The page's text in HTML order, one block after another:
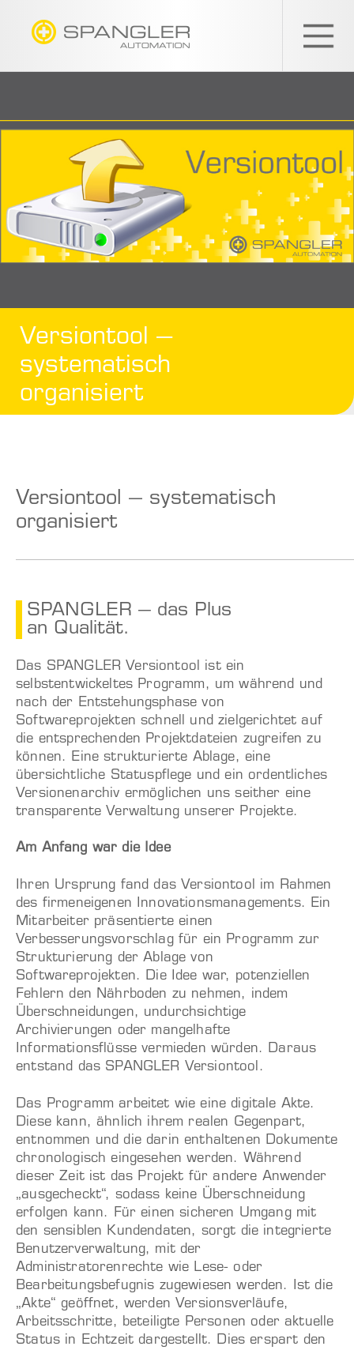
Versiontool –
systematisch
organisiert
Versiontool – systematisch
organisiert
SPANGLER – das Plus
an Qualität.
Das SPANGLER Versiontool ist ein
selbstentwickeltes Programm, um während und
nach der Entstehungsphase von
Softwareprojekten schnell und zielgerichtet auf
die entsprechenden Projektdateien zugreifen zu
können. Eine strukturierte Ablage, eine
übersichtliche Statuspflege und ein ordentliches
Versionenarchiv ermöglichen uns seither eine
transparente Verwaltung unserer Projekte.
Am Anfang war die Idee
Ihren Ursprung fand das Versiontool im Rahmen
des firmeneigenen Innovationsmanagements. Ein
Mitarbeiter präsentierte einen
Verbesserungsvorschlag für ein Programm zur
Strukturierung der Ablage von
Softwareprojekten. Die Idee war, potenziellen
Fehlern den Nährboden zu nehmen, indem
Überschneidungen, undurchsichtige
Archivierungen oder mangelhafte
Informationsflüsse vermieden würden. Daraus
entstand das SPANGLER Versiontool.
Das Programm arbeitet wie eine digitale Akte.
Diese kann, ähnlich ihrem realen Gegenpart,
entnommen und die darin enthaltenen Dokumente
chronologisch eingesehen werden. Während
dieser Zeit ist das Projekt für andere Anwender
„ausgecheckt“, sodass keine Überschneidung
erfolgen kann. Für einen sicheren Umgang mit
den sensiblen Kundendaten, sorgt die integrierte
Benutzerverwaltung, mit der
Administratorenrechte wie Lese- oder
Bearbeitungsbefugnis zugewiesen werden. Ist die
„Akte“ geöffnet, werden Versionsverläufe,
Arbeitsschritte, beteiligte Personen oder aktuelle
Status in Echtzeit dargestellt. Dies erspart den